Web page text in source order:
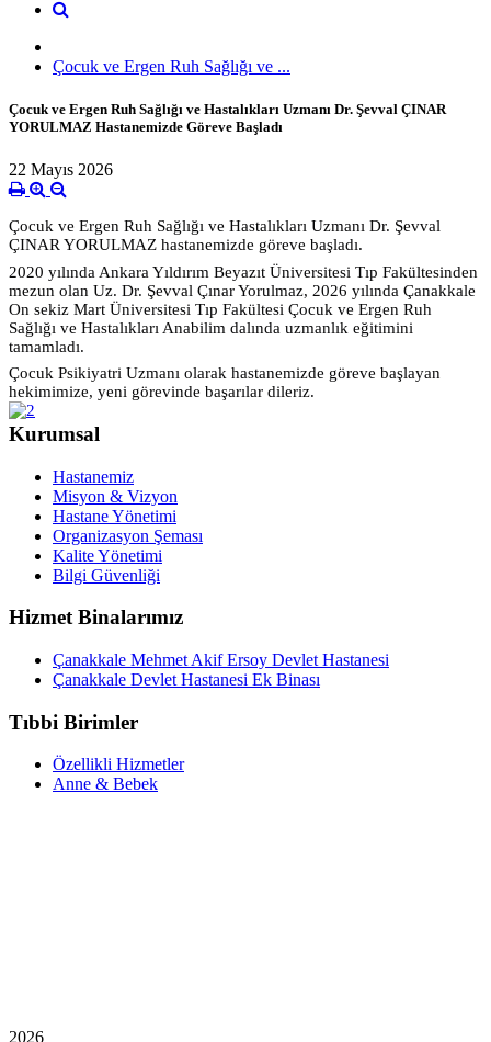
Çocuk ve Ergen Ruh Sağlığı ve ...
Çocuk ve Ergen Ruh Sağlığı ve Hastalıkları Uzmanı Dr. Şevval ÇINAR
YORULMAZ Hastanemizde Göreve Başladı
22 Mayıs 2026
Çocuk ve Ergen Ruh Sağlığı ve Hastalıkları Uzmanı Dr. Şevval
ÇINAR YORULMAZ hastanemizde göreve başladı.
2020 yılında Ankara Yıldırım Beyazıt Üniversitesi Tıp Fakültesinden
mezun olan Uz. Dr. Şevval Çınar Yorulmaz, 2026 yılında Çanakkale
On sekiz Mart Üniversitesi Tıp Fakültesi Çocuk ve Ergen Ruh
Sağlığı ve Hastalıkları Anabilim dalında uzmanlık eğitimini
tamamladı.
Çocuk Psikiyatri Uzmanı olarak hastanemizde göreve başlayan
hekimimize, yeni görevinde başarılar dileriz.
Kurumsal
Hastanemiz
Misyon & Vizyon
Hastane Yönetimi
Organizasyon Şeması
Kalite Yönetimi
Bilgi Güvenliği
Hizmet Binalarımız
Çanakkale Mehmet Akif Ersoy Devlet Hastanesi
Çanakkale Devlet Hastanesi Ek Binası
Tıbbi Birimler
Özellikli Hizmetler
Anne & Bebek
2026